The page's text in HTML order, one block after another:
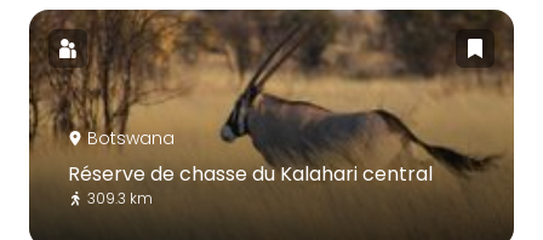
Botswana
Réserve de chasse du Kalahari central
309.3 km